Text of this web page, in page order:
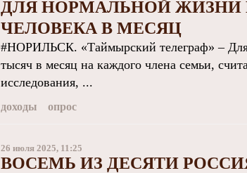
ДЛЯ НОРМАЛЬНОЙ ЖИЗНИ
ЧЕЛОВЕКА В МЕСЯЦ
#НОРИЛЬСК. «Таймырский телеграф» – Для
тысяч в месяц на каждого члена семьи,
исследования, ...
доходы опрос
26 июля 2025, 11:25
ВОСЕМЬ ИЗ ДЕСЯТИ